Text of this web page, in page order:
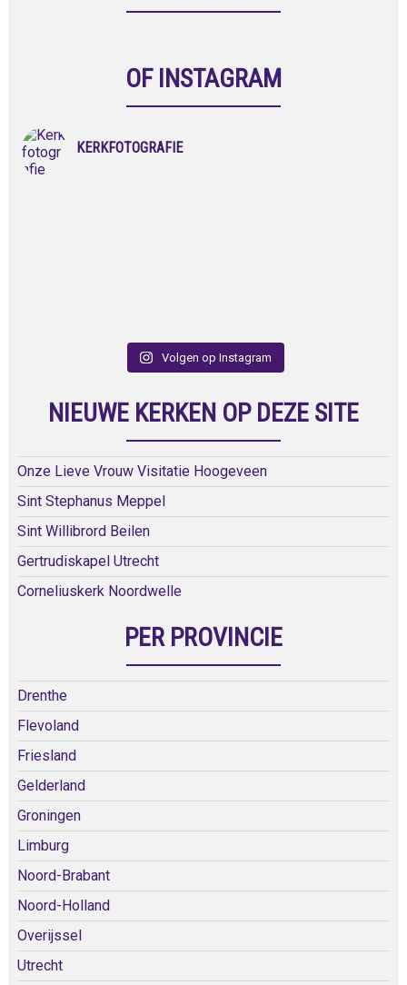
OF INSTAGRAM
KERKFOTOGRAFIE
Volgen op Instagram
NIEUWE KERKEN OP DEZE SITE
Onze Lieve Vrouw Visitatie Hoogeveen
Sint Stephanus Meppel
Sint Willibrord Beilen
Gertrudiskapel Utrecht
Corneliuskerk Noordwelle
PER PROVINCIE
Drenthe
Flevoland
Friesland
Gelderland
Groningen
Limburg
Noord-Brabant
Noord-Holland
Overijssel
Utrecht